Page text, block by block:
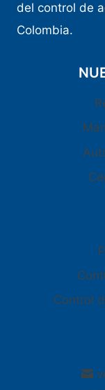
del control de
Colombia.
Control